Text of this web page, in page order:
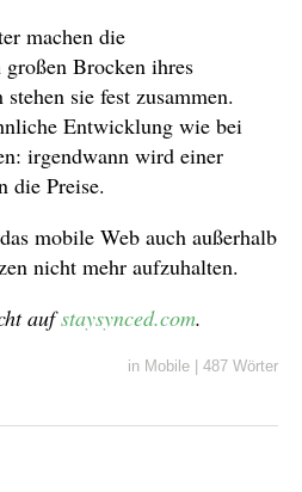
machen die
Brocken ihres
sie fest zusammen.
Entwicklung wie bei
irgendwann wird einer
die Preise.
mobile Web auch außerhalb
nicht mehr aufzuhalten.
aufstaysynced.com.
in Mobile 487 Wörter